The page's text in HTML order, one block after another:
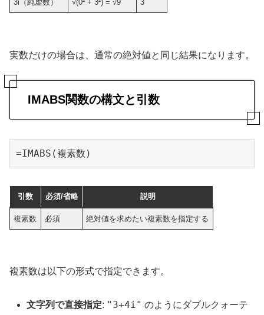
3i（純虚数） √(0² + 3²) = √9 3
実数だけの場合は、通常の絶対値と同じ結果になります。
IMABS関数の構文と引数
=IMABS(複素数)
引数 必須/省略 説明
複素数 必須 絶対値を求めたい複素数を指定する
複素数は以下の形式で指定できます。
文字列で直接指定: "3+4i" のようにダブルクォーテ